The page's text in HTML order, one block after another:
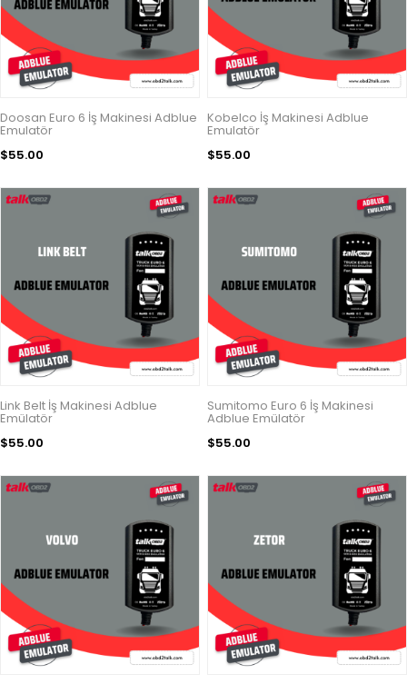
Doosan Euro 6 İş Makinesi Adblue
Emulatör
$55.00
Kobelco İş Makinesi Adblue
Emulatör
$55.00
Link Belt İş Makinesi Adblue
Emülatör
$55.00
Sumitomo Euro 6 İş Makinesi
Adblue Emülatör
$55.00